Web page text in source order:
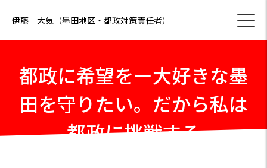
伊藤 大気（墨田地区・都政対策責任者）
都政に希望をー大好きな墨
田を守りたい。だから私は
都政に挑戦する